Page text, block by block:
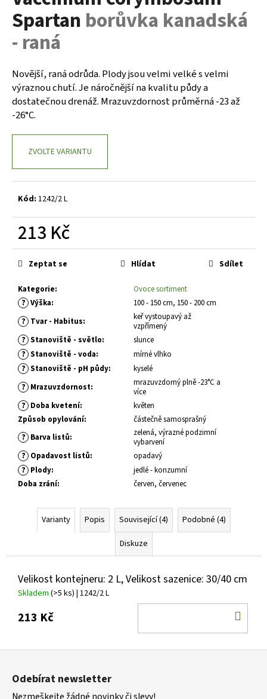
0,0
z
hvězdiček.
Spartan borůvka kanadská
- raná
Novější, raná odrůda. Plody jsou velmi velké s velmi
výraznou chutí. Je náročnější na kvalitu půdy a
dostatečnou drenáž. Mrazuvzdornost průměrná -23 až
-26°C.
ZVOLTE VARIANTU
Kód: 1242/2 L
213 Kč
Měrná
cena:
Kategorie: Ovoce sortiment
? Výška: 100 - 150 cm, 150 - 200 cm
? Tvar - Habitus:
keř vystoupavý až
vzpřímený
? Stanoviště - světlo: slunce
? Stanoviště - voda: mírné vlhko
? Stanoviště - pH půdy: kyselé
? Mrazuvzdornost:
mrazuvzdorný plně -23°C a
více
? Doba kvetení:
květen
Způsob opylování: částečně samosprašný
? Barva listů:
zelená, výrazné podzimní
vybarvení
? Opadavost listů: opadavý
? Plody:
jedlé - konzumní
Doba zrání: červen, červenec
Zeptat se Hlídat Sdílet
Varianty Popis Související (4)
Podobné (4)
Diskuze
Velikost kontejneru: 2 L, Velikost sazenice: 30/40 cm
Skladem (>5 ks) | 1242/2 L
213 Kč
a
j
í
?
HLEDAT
o
p
o
e
m
e
SEDUM
TELEPHIUM
SEDUCTION
CHERRY
CHOCOLATE
ROZCHODNÍK
NACHOVÝ
97
Kč
Z
Odebírat newsletter